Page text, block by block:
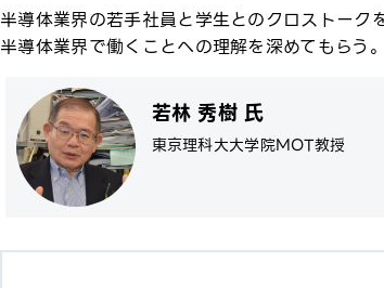
半導体業界の若手社員と学生とのクロストーク
半導体業界で働くことへの理解を深めてもらう。
若林 秀樹 氏
東京理科大大学院MOT教授